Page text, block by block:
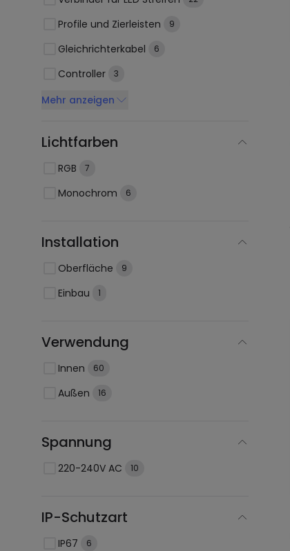
Profile und Zierleisten 9
Gleichrichterkabel 6
Controller 3
Mehr anzeigen
Lichtfarben
RGB 7
Monochrom 6
Installation
Oberfläche 9
Einbau 1
Verwendung
Innen 60
Außen 16
Spannung
220-240V AC 10
IP-Schutzart
IP67 6